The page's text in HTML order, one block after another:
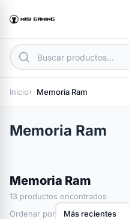
Inicio Memoria Ram
Memoria Ram
Memoria Ram
13 productos encontrados
Ordenar por